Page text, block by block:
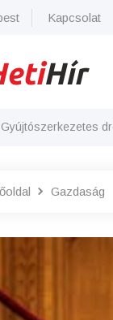
Kapcsolat
Gyújtószerkezetes
Gazdaság